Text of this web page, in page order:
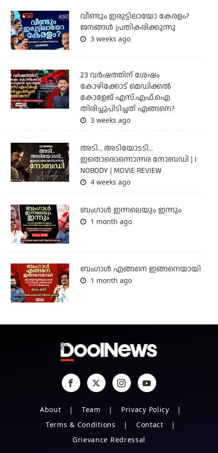
വീണ്ടും ഇരുട്ടിലായോ കേരളം?
ജനങ്ങൾ പ്രതികരിക്കുന്നു
3 weeks ago
23 വർഷത്തിന് ശേഷം
കോഴിക്കോട് മെഡിക്കൽ
കോളേജ് എസ്.എഫ്.ഐ
തിരിച്ചുപിടിച്ചത് എങ്ങനെ?
3 weeks ago
അടി... അടിയോടടി...
ഇതൊരൊന്നൊന്നര നോബഡി | I
NOBODY | MOVIE REVIEW
4 weeks ago
ബംഗാള്‍ ഇന്നലെയും ഇന്നും
1 month ago
ബം​ഗാൾ എങ്ങനെ ഇങ്ങനെയായി
1 month ago
About Team
Privacy Policy
Terms & Conditions
Contact
Grievance Redressal